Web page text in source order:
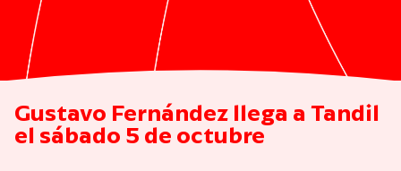
Gustavo Fernández llega a Tandil
el sábado 5 de octubre